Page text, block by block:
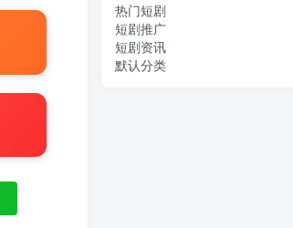
热门短剧
短剧推广
短剧资讯
默认分类